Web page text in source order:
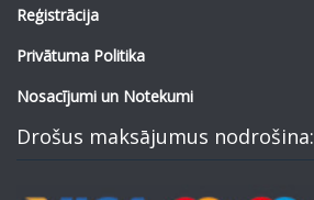
Reģistrācija
Privātuma Politika
Nosacījumi un Notekumi
Drošus maksājumus nodrošina: